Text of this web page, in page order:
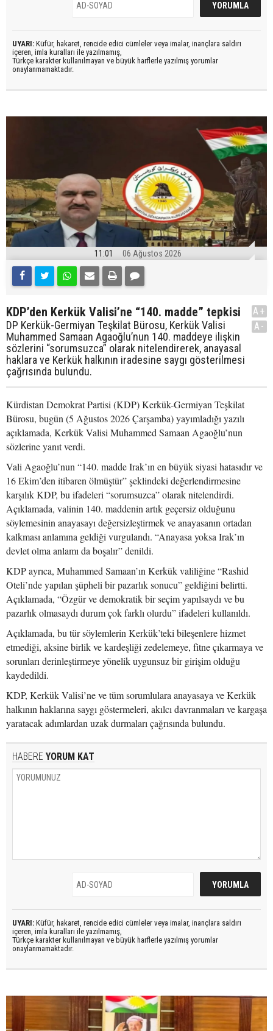
UYARI: Küfür, hakaret, rencide edici cümleler veya imalar, inançlara saldırı
içeren, imla kuralları ile yazılmamış,
Türkçe karakter kullanılmayan ve büyük harflerle yazılmış yorumlar
onaylanmamaktadır.
11:01 06 Ağustos 2026
KDP’den Kerkük Valisi’ne “140. madde” tepkisi
DP Kerkük-Germiyan Teşkilat Bürosu, Kerkük Valisi
Muhammed Samaan Agaoğlu’nun 140. maddeye ilişkin
sözlerini “sorumsuzca” olarak nitelendirerek, anayasal
haklara ve Kerkük halkının iradesine saygı gösterilmesi
çağrısında bulundu.
A+
A-
Kürdistan Demokrat Partisi (KDP) Kerkük-Germiyan Teşkilat
Bürosu, bugün (5 Ağustos 2026 Çarşamba) yayımladığı yazılı
açıklamada, Kerkük Valisi Muhammed Samaan Agaoğlu’nun
sözlerine yanıt verdi.
Vali Agaoğlu’nun “140. madde Irak’ın en büyük siyasi hatasıdır ve
16 Ekim’den itibaren ölmüştür” şeklindeki değerlendirmesine
karşılık KDP, bu ifadeleri “sorumsuzca” olarak nitelendirdi.
Açıklamada, valinin 140. maddenin artık geçersiz olduğunu
söylemesinin anayasayı değersizleştirmek ve anayasanın ortadan
kalkması anlamına geldiği vurgulandı. “Anayasa yoksa Irak’ın
devlet olma anlamı da boşalır” denildi.
KDP ayrıca, Muhammed Samaan’ın Kerkük valiliğine “Rashid
Oteli’nde yapılan şüpheli bir pazarlık sonucu” geldiğini belirtti.
Açıklamada, “Özgür ve demokratik bir seçim yapılsaydı ve bu
pazarlık olmasaydı durum çok farklı olurdu” ifadeleri kullanıldı.
Açıklamada, bu tür söylemlerin Kerkük’teki bileşenlere hizmet
etmediği, aksine birlik ve kardeşliği zedelemeye, fitne çıkarmaya ve
sorunları derinleştirmeye yönelik uygunsuz bir girişim olduğu
kaydedildi.
KDP, Kerkük Valisi’ne ve tüm sorumlulara anayasaya ve Kerkük
halkının haklarına saygı göstermeleri, akılcı davranmaları ve kargaşa
yaratacak adımlardan uzak durmaları çağrısında bulundu.
HABERE YORUM KAT
UYARI: Küfür, hakaret, rencide edici cümleler veya imalar, inançlara saldırı
içeren, imla kuralları ile yazılmamış,
Türkçe karakter kullanılmayan ve büyük harflerle yazılmış yorumlar
onaylanmamaktadır.